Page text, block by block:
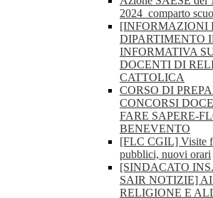
2024_comparto
[INFORMAZIONI
DIPARTIMENTO
INFORMATIVA
DOCENTI DI
CATTOLICA
CORSO DI
CONCORSI
FARE SAPERE-
BENEVENTO
[FLC CGIL] Visite
pubblici, nuovi orari
[SINDACATO
SAIR NOTIZIE]
RELIGIONE E